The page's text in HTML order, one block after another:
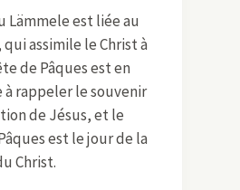
Lämmele est liée au
assimile le Christ à
de Pâques est en
rappeler le souvenir
de Jésus, et le
est le jour de la
Christ.